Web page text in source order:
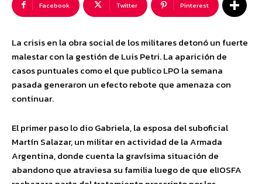
Facebook Twitter Pinterest
La crisis en la obra social de los militares detonó un fuerte
malestar con la gestión de Luis Petri. La aparición de
casos puntuales como el que publico LPO la semana
pasada generaron un efecto rebote que amenaza con
continuar.
El primer paso lo dio Gabriela, la esposa del suboficial
Martín Salazar, un militar en actividad de la Armada
Argentina, donde cuenta la gravísima situación de
abandono que atraviesa su familia luego de que elIOSFA